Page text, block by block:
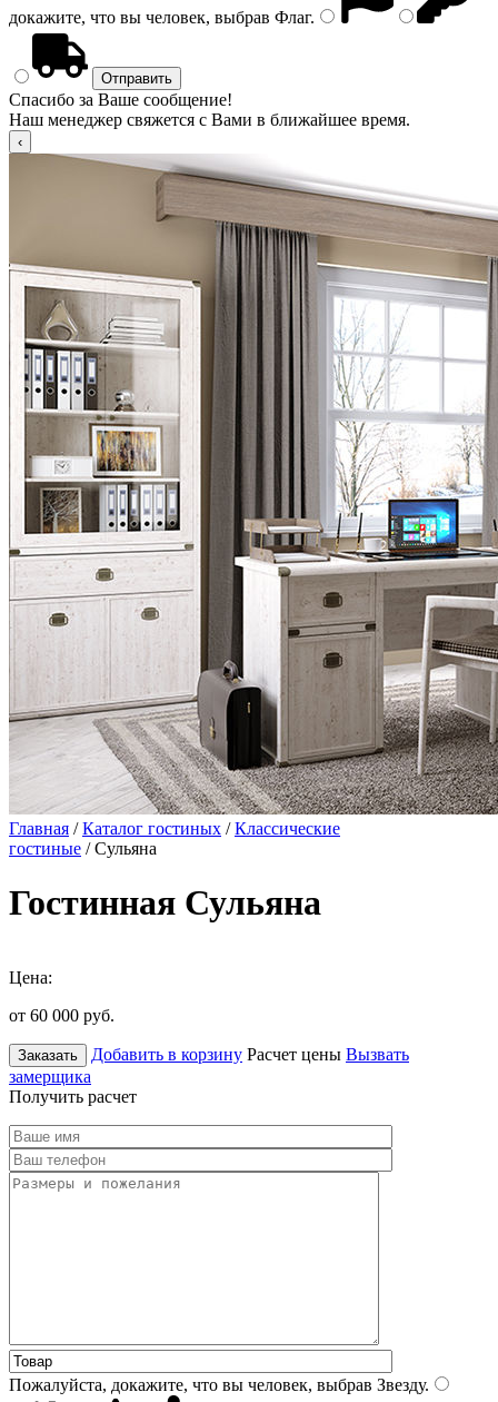
докажите, что вы человек, выбрав Флаг.
Спасибо за Ваше сообщение!
Наш менеджер свяжется с Вами в ближайшее время.
Главная /Каталог гостиных /Классические
гостиные / Сульяна
Гостинная Сульяна
Цена:
от 60 000 руб.
Заказать Добавить в корзину Расчет цены Вызвать
замерщика
Получить расчет
Пожалуйста, докажите, что вы человек, выбрав Звезду.